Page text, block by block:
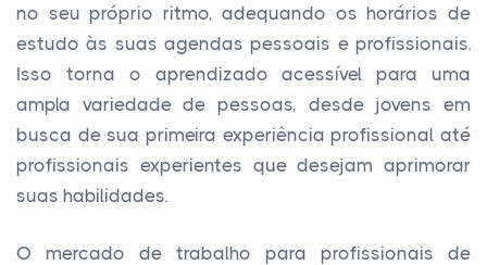
no seu próprio ritmo, adequando os horários de
estudo às suas agendas pessoais e profissionais.
Isso torna o aprendizado acessível para uma
ampla variedade de pessoas, desde jovens em
busca de sua primeira experiência profissional até
profissionais experientes que desejam aprimorar
suas habilidades.
O mercado de trabalho para profissionais de